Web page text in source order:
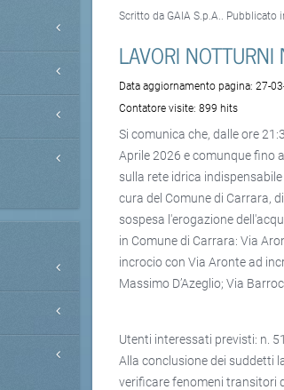
Scritto da GAIA S.p.A.. Pubblicato
LAVORI
Data aggiornamento pagina:27-
Contatore visite:899 hits
Si comunica che, dalle ore
Aprile 2026 e comunque fino
sulla rete idrica
cura del Comune di Carrara,
sospesa l'erogazione
in Comune di Carrara: Via
incrocio con Via Aronte ad
Massimo D’Azeglio; Via
Utenti interessati previsti: n.
Alla conclusione dei suddetti
verificare fenomeni transitori